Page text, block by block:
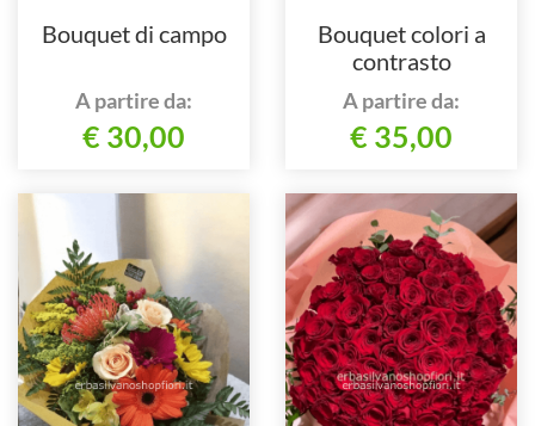
Bouquet di campo
A partire da:
€ 30,00
Bouquet colori a
contrasto
A partire da:
€ 35,00